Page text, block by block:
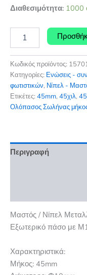
price
was:
0,45 €.
Διαθεσιμότητα: 1000
Μεταλλικός
Ολόπασος
Σωλήνας
μήκος
45mm
Κωδικός προϊόντος:
Κατηγορίες: Ενώσεις -
φωτιστικών, Νίπελ -
Ετικέτες: 45mm, 45χιλ,
Ολόπασος Σωλήνας
Περιγραφή
Μαστός / Νίπελ
Εξωτερικό πάσο με
Χαρακτηριστικά:
Μήκος: 45mm